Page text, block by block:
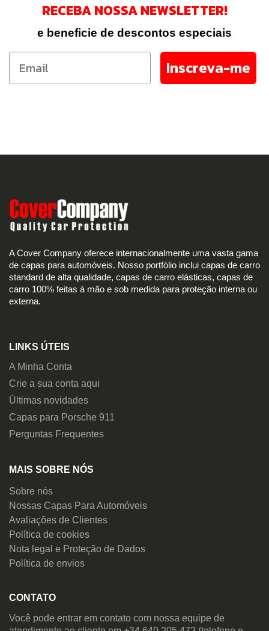
RECEBA NOSSA NEWSLETTER!
e beneficie de descontos especiais
Inscreva-me
A Cover Company oferece internacionalmente uma vasta gama
de capas para automóveis. Nosso portfólio inclui capas de carro
standard de alta qualidade, capas de carro elásticas, capas de
carro 100% feitas à mão e sob medida para proteção interna ou
externa.
LINKS ÚTEIS
A Minha Conta
Crie a sua conta aqui
Últimas novidades
Capas para Porsche 911
Perguntas Frequentes
MAIS SOBRE NÓS
Sobre nós
Nossas Capas Para Automóveis
Avaliações de Clientes
Política de cookies
Nota legal e Proteção de Dados
Política de envios
CONTATO
Você pode entrar em contato com nossa equipe de